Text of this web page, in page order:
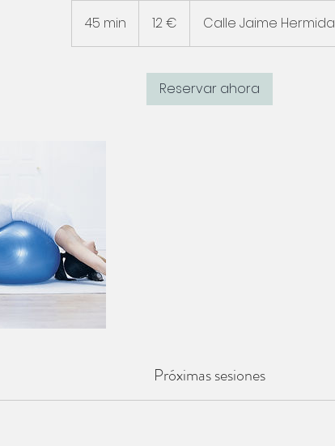
45 min
5
12 € Calle Jaime Hermida
Reservar ahora
Próximas sesiones